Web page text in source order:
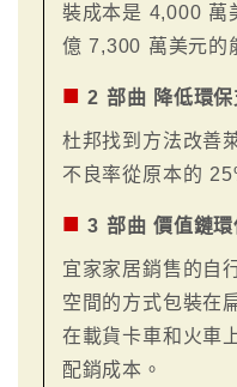
裝成本是 4,000 萬
億 7,300 萬美元的
■ 2 部曲 降低環保
杜邦找到方法改善
不良率從原本的
■ 3 部曲 價值鏈環
宜家家居銷售的自
空間的方式包裝在
在載貨卡車和火車
配銷成本。